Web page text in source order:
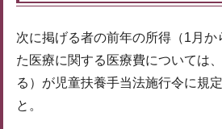
次に掲げる者の前年の所得（1月か
た医療に関する医療費については
る）が児童扶養手当法施行令に規
と。